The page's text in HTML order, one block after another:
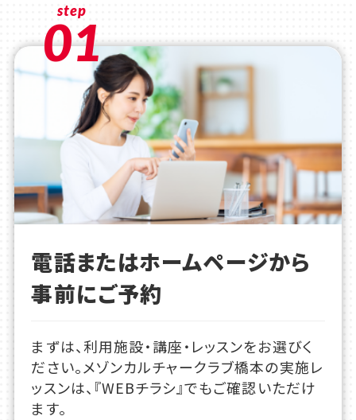
step
01
電話またはホームページから
事前にご予約
まずは、利用施設・講座・レッスンをお選びく
ださい。メゾンカルチャークラブ橋本の実施レ
ッスンは、『WEBチラシ』でもご確認いただけ
ます。